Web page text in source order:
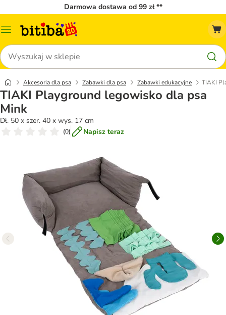
Darmowa dostawa od 99 zł **
Menu
Szukaj
Akcesoria dla psa Zabawki dla psa Zabawki edukacyjne TIAKI
TIAKI Playground legowisko dla psa
Mink
Dł. 50 x szer. 40 x wys. 17 cm
(0) Napisz teraz